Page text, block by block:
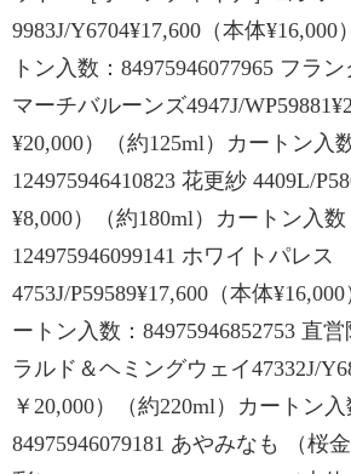
9983J/Y6704¥17,600（本体
トン入数：84975946077965 フラ
マーチバルーンズ4947J/
¥20,000）（約125ml）カートン入
124975946410823 花更紗 4409L/
¥8,000）（約180ml）カートン入数
124975946099141 ホワイトパレス
4753J/P59589¥17,600（本体
ートン入数：84975946852753 直
ラルド＆ヘミングウェイ47332J/
￥20,000）（約220ml）カートン入
84975946079181 あやみなも （桜